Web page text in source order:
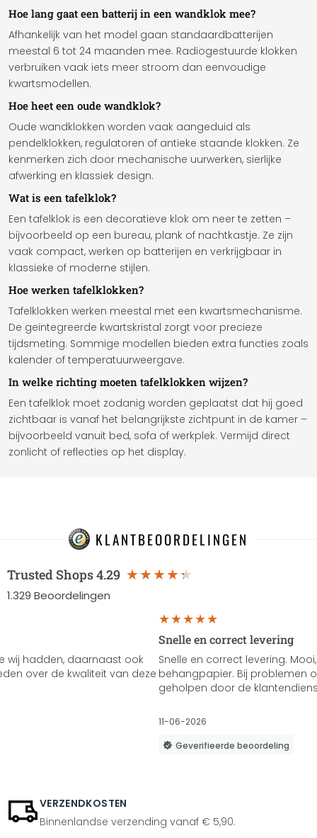
Hoe lang gaat een batterij in een wandklok mee?
Afhankelijk van het model gaan standaardbatterijen
meestal 6 tot 24 maanden mee. Radiogestuurde klokken
verbruiken vaak iets meer stroom dan eenvoudige
kwartsmodellen.
Hoe heet een oude wandklok?
Oude wandklokken worden vaak aangeduid als
pendelklokken, regulatoren of antieke staande klokken. Ze
kenmerken zich door mechanische uurwerken, sierlijke
afwerking en klassiek design.
Wat is een tafelklok?
Een tafelklok is een decoratieve klok om neer te zetten –
bijvoorbeeld op een bureau, plank of nachtkastje. Ze zijn
vaak compact, werken op batterijen en verkrijgbaar in
klassieke of moderne stijlen.
Hoe werken tafelklokken?
Tafelklokken werken meestal met een kwartsmechanisme.
De geïntegreerde kwartskristal zorgt voor precieze
tijdsmeting. Sommige modellen bieden extra functies zoals
kalender of temperatuurweergave.
In welke richting moeten tafelklokken wijzen?
Een tafelklok moet zodanig worden geplaatst dat hij goed
zichtbaar is vanaf het belangrijkste zichtpunt in de kamer –
bijvoorbeeld vanuit bed, sofa of werkplek. Vermijd direct
zonlicht of reflecties op het display.
KLANTBEOORDELINGEN
Trusted Shops4.29
1.329 Beoordelingen
wij hadden, daarnaast ook
over de kwaliteit van deze
Snelle en correct levering
Snelle en correct levering.
behangpapier. Bij problemen
geholpen door de
11-06-2026
Geverifieerde beoordeling
VERZENDKOSTEN
Binnenlandse verzending vanaf € 5,90.